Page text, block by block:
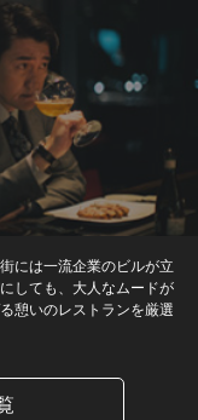
には一流企業のビルが立
しても、大人なムードが
憩いのレストランを厳選